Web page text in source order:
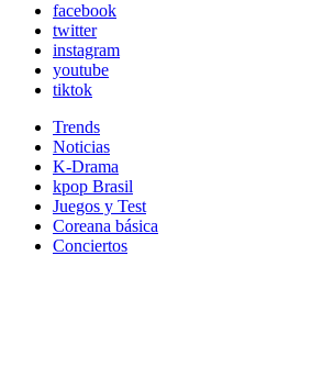
facebook
twitter
instagram
youtube
tiktok
Trends
Noticias
K-Drama
kpop Brasil
Juegos y Test
Coreana básica
Conciertos